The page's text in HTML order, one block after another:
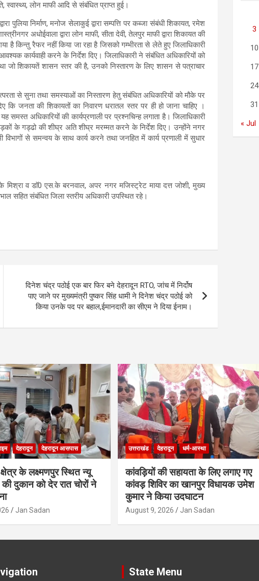
स्वास्थ्य, लोन माफी आदि से संबंधित प्राप्त हुई।
पुलिया निर्माण, मनोज सेलाकुई द्वारा सम्पत्ति पर कब्जा संबंधी शिकायत, रमेश
अधोईवाला द्वारा लोन माफी, सीता देवी, तेलपुर माफी द्वारा शिकायत की
है किन्तु रैफर नहीं किया जा रहा है जिसको गम्भीरता से लेते हुए जिलाधिकारी
कार्यवाही करने के निर्देश दिए। जिलाधिकारी ने संबंधित अधिकारियों को
जो शिकायतें शासन स्तर की है, उनको निस्तारण के लिए शासन से पत्राचार
से सुना तथा समस्याओं का निस्तारण हेतु संबंधित अधिकारियों को मौके पर
कि जनता की शिकायतों का निवारण धरातल स्तर पर ही हो जाना चाहिए ।
अधिकारियों की कार्यप्रणाली पर प्रश्नचिन्ह लगाता है। जिलाधिकारी
के गड्ढो की शीघ्र अति शीघ्र मरम्मत करने के निर्देश दिए। उन्होंने नगर
विभागों से समन्वय के साथ कार्य करने तथा जनहित में कार्य प्रणाली में सुधार
व डाॅ0 एस.के बरनवाल, अपर नगर मजिस्ट्रेट माया दत्त जोशी, मुख्य
सहित संबंधित जिला स्तरीय अधिकारी उपस्थित रहे।
दिनेश चंद्र पठोई एक बार फिर बने देहरादून RTO, जांच में निर्दोष
पाए जाने पर मुख्यमंत्री पुष्कर सिंह धामी ने दिनेश चंद्र पठोई को
किया उनके पद पर बहाल,ईमानदारी का सीएम ने दिया ईनाम।
3
10
17
24
31
« Jul
देहरादून देहरादून आसपास
के लक्ष्मणपुर स्थित न्यू
की दुकान को देर रात चोरों ने
Jan Sadan
उत्तराखंड देहरादून धर्म-आस्था
कांवड़ियों की सहायता के लिए लगाए गए
कांवड़ शिविर का खानपुर विधायक उमेश
कुमार ने किया उदघाटन
August 9, 2026 Jan Sadan
State Menu